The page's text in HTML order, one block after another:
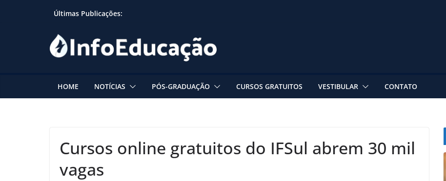
Últimas Publicações:
HOME NOTÍCIAS PÓS-GRADUAÇÃO CURSOS GRATUITOS VESTIBULAR CONTATO
Cursos online gratuitos do IFSul abrem 30 mil
vagas